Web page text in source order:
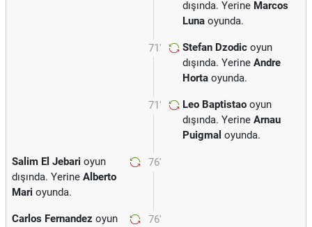
dışında. Yerine Marcos
Luna oyunda.
71' Stefan Dzodic oyun
dışında. Yerine Andre
Horta oyunda.
71' Leo Baptistao oyun
dışında. Yerine Arnau
Puigmal oyunda.
76'
Salim El Jebari oyun
dışında. Yerine Alberto
Mari oyunda.
76'
Carlos Fernandez oyun